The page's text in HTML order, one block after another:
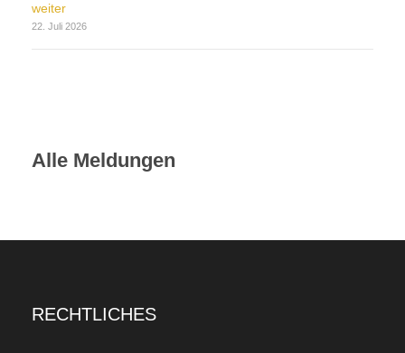
weiter
22. Juli 2026
Alle Meldungen
RECHTLICHES